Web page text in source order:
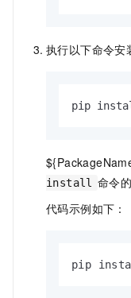
执行以下命令安
pip
install
命令
代码示例如下：
pip